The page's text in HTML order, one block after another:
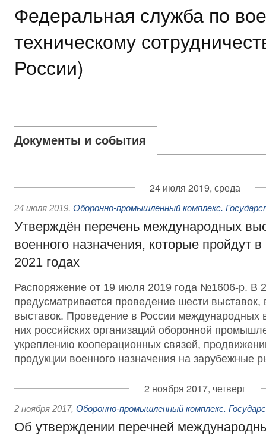
Федеральная служба по
техническому
России)
Документы и события
24 июля 2019, среда
24 июля 2019, Оборонно-промышленный комплекс.
Утверждён перечень международных
военного назначения, которые пройдут
2021 годах
Распоряжение от 19 июля 2019 года №1606-р. В
предусматривается проведение шести выставок,
выставок. Проведение в России международных
них российских организаций оборонной
укреплению кооперационных связей,
продукции военного назначения на зарубежные
2 ноября 2017, четверг
2 ноября 2017, Оборонно-промышленный комплекс.
Об утверждении перечней